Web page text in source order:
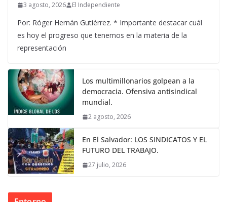
3 agosto, 2026 El Independiente
Por: Róger Hernán Gutiérrez. * Importante destacar cuál
es hoy el progreso que tenemos en la materia de la
representación
Los multimillonarios golpean a la
democracia. Ofensiva antisindical
mundial.
2 agosto, 2026
En El Salvador: LOS SINDICATOS Y EL
FUTURO DEL TRABAJO.
27 julio, 2026